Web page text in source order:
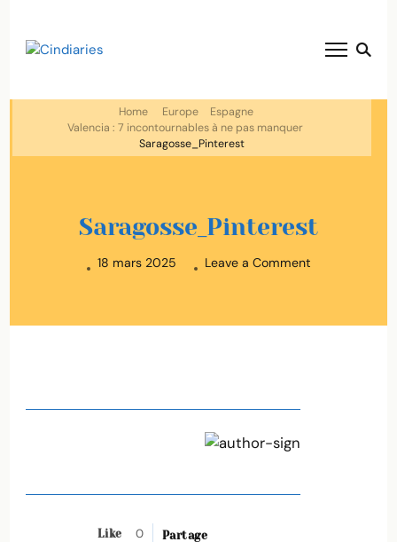
Home Europe
Espagne
Valencia : 7 incontournables à ne pas manquer
Saragosse_Pinterest
Saragosse_Pinterest
18 mars 2025 Leave a Commenton
0
Like Partage